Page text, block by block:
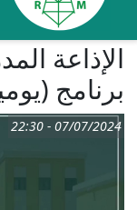
الإذاعة
برنامج
07/07/2024 - 22:30